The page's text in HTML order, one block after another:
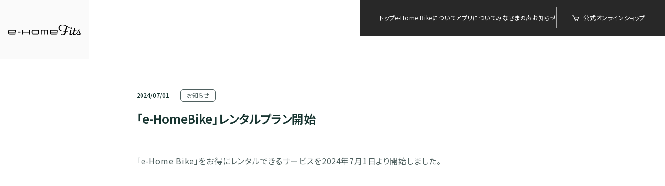
トップe-Home Bikeについてアプリについてみなさまの声お知らせ 公式オンラインショップ
2024/07/01 お知らせ
「e-HomeBike」レンタルプラン開始
「e-Home Bike」をお得にレンタルできるサービスを2024年7月1日より開始しました。